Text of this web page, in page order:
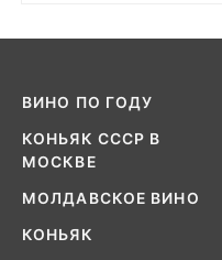
ВИНО ПО ГОДУ
КОНЬЯК СССР В
МОСКВЕ
МОЛДАВСКОЕ ВИНО
КОНЬЯК